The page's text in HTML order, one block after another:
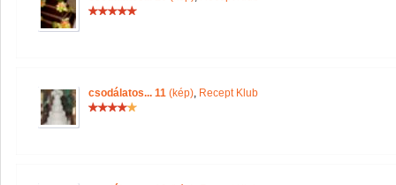
csodálatos... 11 (kép), Recept Klub